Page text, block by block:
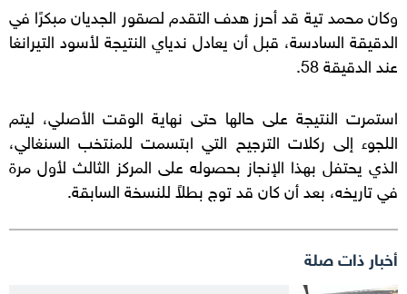
وكان محمد تية قد أحرز هدف التقدم لصقور الجديان مبكرًا في
الدقيقة السادسة، قبل أن يعادل ندياي النتيجة لأسود التيرانغا
عند الدقيقة 58.
استمرت النتيجة على حالها حتى نهاية الوقت الأصلي، ليتم
اللجوء إلى ركلات الترجيح التي ابتسمت للمنتخب السنغالي،
الذي يحتفل بهذا الإنجاز بحصوله على المركز الثالث لأول مرة
في تاريخه، بعد أن كان قد توج بطلاً للنسخة السابقة.
أخبار ذات صلة